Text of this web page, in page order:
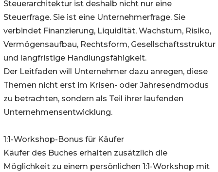
Steuerarchitektur ist deshalb nicht nur eine
Steuerfrage. Sie ist eine Unternehmerfrage. Sie
verbindet Finanzierung, Liquidität, Wachstum, Risiko,
Vermögensaufbau, Rechtsform, Gesellschaftsstruktur
und langfristige Handlungsfähigkeit.
Der Leitfaden will Unternehmer dazu anregen, diese
Themen nicht erst im Krisen- oder Jahresendmodus
zu betrachten, sondern als Teil ihrer laufenden
Unternehmensentwicklung.
1:1-Workshop-Bonus für Käufer
Käufer des Buches erhalten zusätzlich die
Möglichkeit zu einem persönlichen 1:1-Workshop mit